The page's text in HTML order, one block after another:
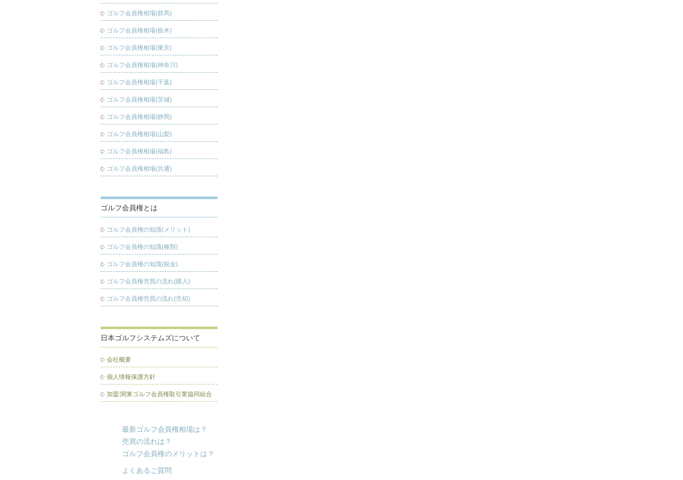
ゴルフ会員権相場(群馬)
ゴルフ会員権相場(栃木)
ゴルフ会員権相場(東京)
ゴルフ会員権相場(神奈川)
ゴルフ会員権相場(千葉)
ゴルフ会員権相場(茨城)
ゴルフ会員権相場(静岡)
ゴルフ会員権相場(山梨)
ゴルフ会員権相場(福島)
ゴルフ会員権相場(共通)
ゴルフ会員権とは
ゴルフ会員権の知識(メリット)
ゴルフ会員権の知識(種類)
ゴルフ会員権の知識(税金)
ゴルフ会員権売買の流れ(購入)
ゴルフ会員権売買の流れ(売却)
日本ゴルフシステムズについて
会社概要
個人情報保護方針
加盟:関東ゴルフ会員権取引業協同組合
最新ゴルフ会員権相場は？
売買の流れは？
ゴルフ会員権のメリットは？
よくあるご質問